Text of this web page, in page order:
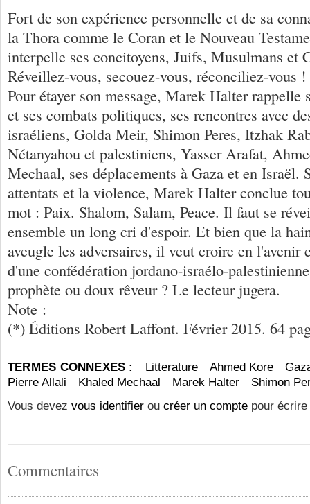
Fort de son expérience personnelle et de sa
la Thora comme le Coran et le Nouveau
interpelle ses concitoyens, Juifs, Musulmans et
Réveillez-vous, secouez-vous, réconciliez-vous
Pour étayer son message, Marek Halter rappelle
et ses combats politiques, ses rencontres avec
israéliens, Golda Meir, Shimon Peres, Itzhak
Nétanyahou et palestiniens, Yasser Arafat,
Mechaal, ses déplacements à Gaza et en Israël.
attentats et la violence, Marek Halter conclue
mot : Paix. Shalom, Salam, Peace. Il faut se
ensemble un long cri d'espoir. Et bien que la
aveugle les adversaires, il veut croire en l'avenir
d'une confédération jordano-israélo-
prophète ou doux rêveur ? Le lecteur jugera.
Note :
(*) Éditions Robert Laffont. Février 2015. 64
TERMES CONNEXES : Litterature Ahmed Kore
Pierre Allali
Khaled Mechaal Marek Halter
Shimon
Vous devez vous identifier ou créer un compte pour
Commentaires